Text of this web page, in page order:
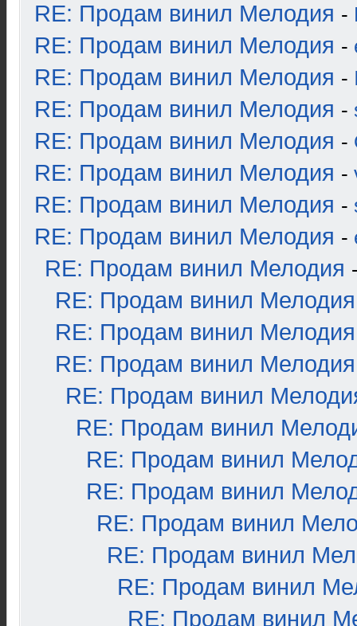
RE: Продам винил Мелодия -
RE: Продам винил Мелодия -
RE: Продам винил Мелодия -
RE: Продам винил Мелодия -
RE: Продам винил Мелодия -
RE: Продам винил Мелодия -
RE: Продам винил Мелодия -
RE: Продам винил Мелодия -
RE: Продам винил Мелодия
RE: Продам винил Мелодия
RE: Продам винил Мелодия
RE: Продам винил Мелодия
RE: Продам винил
RE: Продам винил
RE: Продам винил
RE: Продам винил
RE: Продам винил
RE: Продам винил
RE: Продам винил
RE: Продам винил